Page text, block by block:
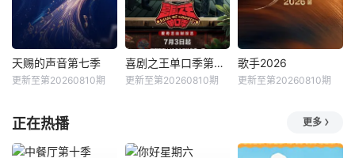
天赐的声音第七季
更新至第20260810期
喜剧之王单口季第三季
更新至第20260810期
歌手2026
更新至第20260810期
正在热播 更多